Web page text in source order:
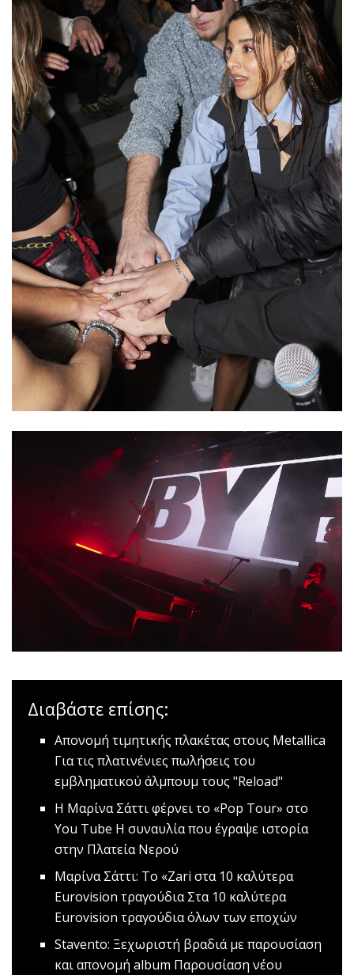
Διαβάστε επίσης:
Aπονομή τιμητικής πλακέτας στους Metallica
Για τις πλατινένιες πωλήσεις του
εμβληματικού άλμπουμ τους "Reload"
Η Μαρίνα Σάττι φέρνει το «Pop Tour» στο
You Tube H συναυλία που έγραψε ιστορία
στην Πλατεία Νερού
Μαρίνα Σάττι: Το «Zari στα 10 καλύτερα
Eurovision τραγούδιαΣτα 10 καλύτερα
Eurovision τραγούδια όλων των εποχών
Stavento: Ξεχωριστή βραδιά με παρουσίαση
και απονομή album Παρουσίαση νέου